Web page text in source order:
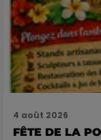
4 août 2026
FÊTE DE LA